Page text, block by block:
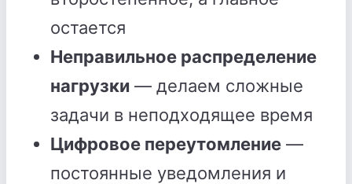
остается
Неправильное распределение
нагрузки — делаем сложные
задачи в неподходящее время
Цифровое переутомление —
постоянные уведомления и